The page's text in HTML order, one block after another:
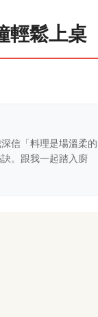
輕鬆上桌
信「料理是場溫柔的
。跟我一起踏入廚